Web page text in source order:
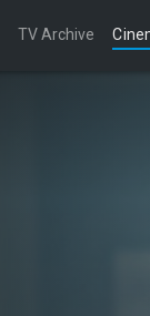
TV Archive